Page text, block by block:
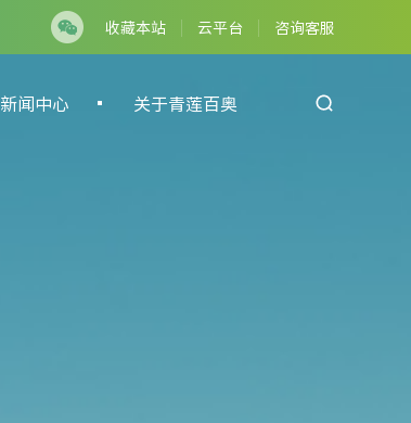
收藏本站 云平台 咨询客服
新闻中心 关于青莲百奥